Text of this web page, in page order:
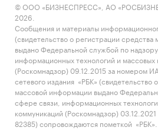
© ООО «БИЗНЕСПРЕСС», АО
2026.
Сообщения и материалы
(свидетельство о регистрации
выдано Федеральной службой по
информационных технологий и массовых
(Роскомнадзор) 09.12.2015 за номером
сетевого издания «РБК» (свидетельство
массовой информации выдано
сфере связи, информационных
коммуникаций (Роскомнадзор)
82385) сопровождаются пометкой «РБК».